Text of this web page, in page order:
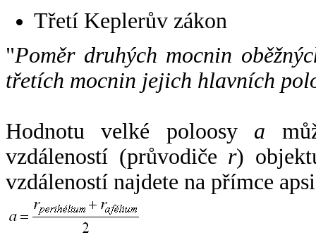
Třetí Keplerův zákon
"Poměr druhých mocnin
třetích mocnin jejich hlavních
Hodnotu velké poloosy a
vzdáleností (průvodiče r)
vzdáleností najdete na přímce